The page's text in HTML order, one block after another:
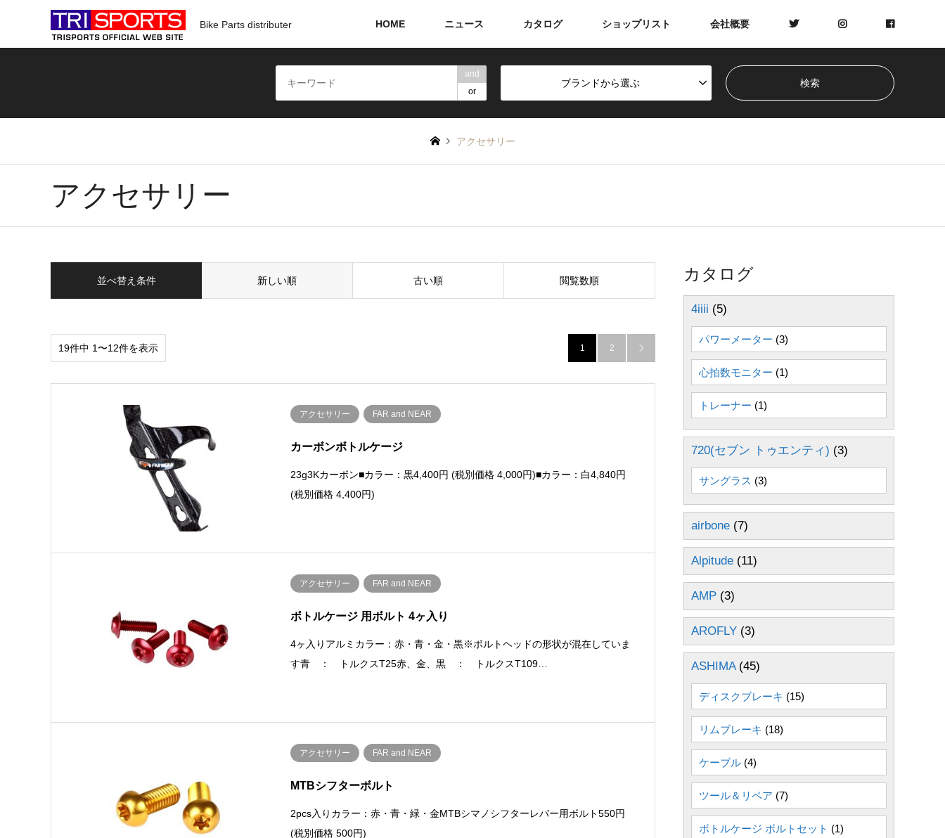
Bike Parts distributer HOME ニュース カタログ ショップリスト 会社概要
and
or
ブランドから選ぶ
アクセサリー
アクセサリー
並べ替え条件 新しい順 古い順 閲覧数順
19件中 1〜12件を表示 1 2 
アクセサリー FAR and NEAR
カーボンボトルケージ
23g3Kカーボン■カラー：黒4,400円 (税別価格 4,000円)■カラー：白4,840円
(税別価格 4,400円)
アクセサリー FAR and NEAR
ボトルケージ 用ボルト 4ヶ入り
4ヶ入りアルミカラー：赤・青・金・黒※ボルトヘッドの形状が混在していま
す青 ： トルクスT25赤、金、黒 ： トルクスT109…
アクセサリー FAR and NEAR
MTBシフターボルト
2pcs入りカラー：赤・青・緑・金MTBシマノシフターレバー用ボルト550円
(税別価格 500円)
カタログ
4iiii (5)
パワーメーター (3)
心拍数モニター (1)
トレーナー (1)
720(セブン トゥエンティ) (3)
サングラス (3)
airbone (7)
Alpitude (11)
AMP (3)
AROFLY (3)
ASHIMA(45)
ディスクブレーキ (15)
リムブレーキ (18)
ケーブル (4)
ツール＆リペア (7)
ボトルケージ ボルトセット (1)